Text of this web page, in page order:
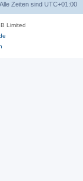
Alle Zeiten sind UTC+01:00
Limited